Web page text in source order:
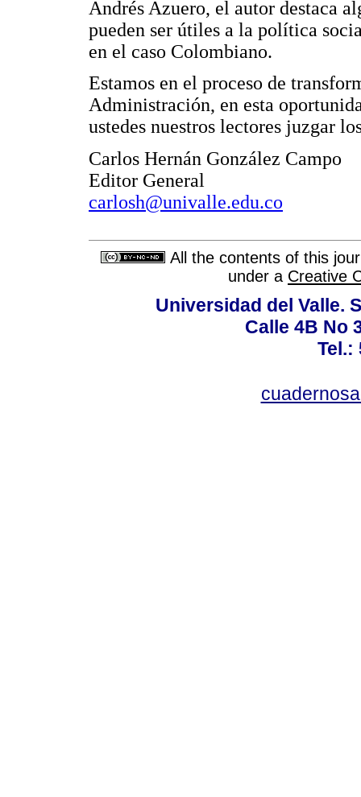
Andrés Azuero, el autor destaca
pueden ser útiles a la política
en el caso Colombiano.
Estamos en el proceso de
Administración, en esta
ustedes nuestros lectores juzgar
Carlos Hernán González Campo
Editor General
carlosh@univalle.edu.co
All the contents of this
under a Creative
Universidad del Valle.
Calle 4B No
Tel.: